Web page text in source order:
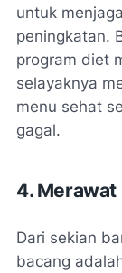
untuk
peningkatan.
program diet
selayaknya
menu sehat
gagal.
4. Merawat
Dari sekian
bacang